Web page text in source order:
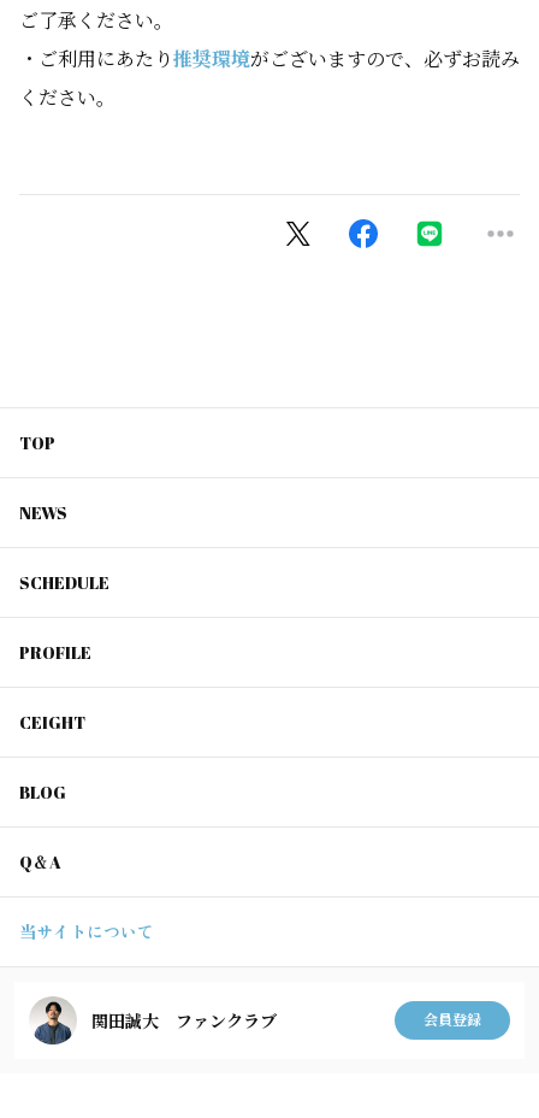
ご了承ください。
・ご利用にあたり推奨環境がございますので、必ずお読み
ください。
TOP
NEWS
SCHEDULE
PROFILE
CEIGHT
BLOG
Q＆A
当サイトについて
関田誠大 ファンクラブ 会員登録